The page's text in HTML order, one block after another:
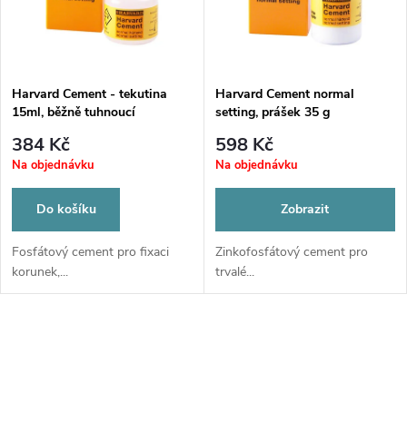
Harvard Cement - tekutina
15ml, běžně tuhnoucí
384 Kč
Na objednávku
Do košíku
Fosfátový cement pro fixaci
korunek,...
Harvard Cement normal
setting, prášek 35 g
598 Kč
Na objednávku
Zobrazit
Zinkofosfátový cement pro
trvalé...